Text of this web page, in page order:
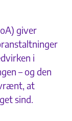
giver
i
– og den
at
sind.